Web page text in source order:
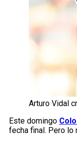
Arturo Vidal
Este domingo
fecha final. Pero lo